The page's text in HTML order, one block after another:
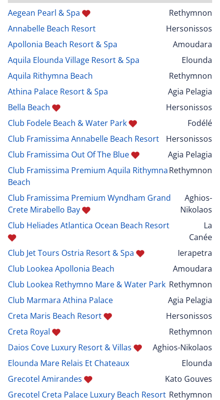
Aegean Pearl & Spa
Rethymnon
Annabelle Beach Resort
Hersonissos
Apollonia Beach Resort & Spa
Amoudara
Aquila Elounda Village Resort & Spa
Elounda
Aquila Rithymna Beach
Rethymnon
Athina Palace Resort & Spa
Agia Pelagia
Bella Beach
Hersonissos
Club Fodele Beach & Water Park
Fodélé
Club Framissima Annabelle Beach Resort
Hersonissos
Club Framissima Out Of The Blue
Agia Pelagia
Club Framissima Premium Aquila Rithymna
Beach
Rethymnon
Club Framissima Premium Wyndham Grand
Crete Mirabello Bay
Aghios-
Nikolaos
Club Heliades Atlantica Ocean Beach Resort
La
Canée
Club Jet Tours Ostria Resort & Spa
Ierapetra
Club Lookea Apollonia Beach
Amoudara
Club Lookea Rethymno Mare & Water Park Rethymnon
Club Marmara Athina Palace
Agia Pelagia
Creta Maris Beach Resort
Hersonissos
Creta Royal
Rethymnon
Daios Cove Luxury Resort & Villas
Aghios-Nikolaos
Elounda Mare Relais Et Chateaux
Elounda
Grecotel Amirandes
Kato Gouves
Grecotel Creta Palace Luxury Beach Resort Rethymnon